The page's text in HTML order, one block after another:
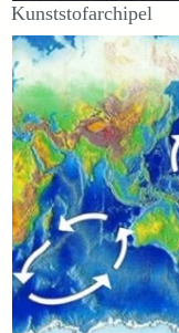
Kunststofarchipel